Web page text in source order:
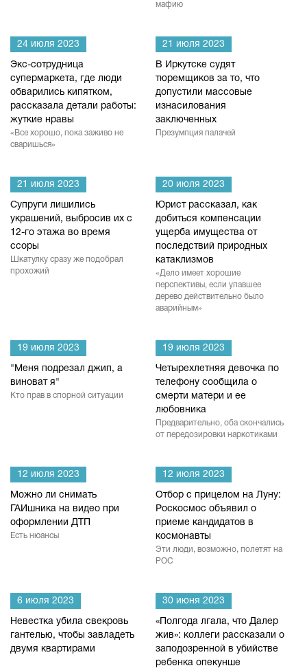
мафию
24 июля 2023
Экс-сотрудница
супермаркета, где люди
обварились кипятком,
рассказала детали работы:
жуткие нравы
«Все хорошо, пока заживо не
сваришься»
21 июля 2023
В Иркутске судят
тюремщиков за то, что
допустили массовые
изнасилования
заключенных
Презумпция палачей
21 июля 2023
Супруги лишились
украшений, выбросив их с
12-го этажа во время
ссоры
Шкатулку сразу же подобрал
прохожий
20 июля 2023
Юрист рассказал, как
добиться компенсации
ущерба имущества от
последствий природных
катаклизмов
«Дело имеет хорошие
перспективы, если упавшее
дерево действительно было
аварийным»
19 июля 2023
"Меня подрезал джип, а
виноват я"
Кто прав в спорной ситуации
19 июля 2023
Четырехлетняя девочка по
телефону сообщила о
смерти матери и ее
любовника
Предварительно, оба скончались
от передозировки наркотиками
12 июля 2023
Можно ли снимать
ГАИшника на видео при
оформлении ДТП
Есть нюансы
12 июля 2023
Отбор с прицелом на Луну:
Роскосмос объявил о
приеме кандидатов в
космонавты
Эти люди, возможно, полетят на
РОС
6 июля 2023
Невестка убила свекровь
гантелью, чтобы завладеть
двумя квартирами
30 июня 2023
«Полгода лгала, что Далер
жив»: коллеги рассказали о
заподозренной в убийстве
ребенка опекунше